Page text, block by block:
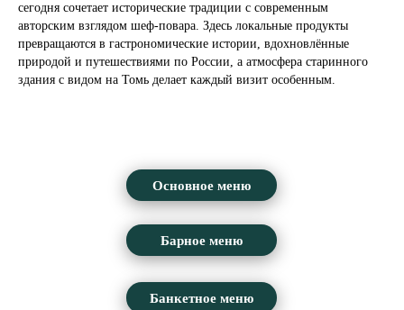
сегодня сочетает исторические традиции с современным
авторским взглядом шеф-повара. Здесь локальные продукты
превращаются в гастрономические истории, вдохновлённые
природой и путешествиями по России, а атмосфера старинного
здания с видом на Томь делает каждый визит особенным.
Барное меню
Банкетное меню
Основное меню